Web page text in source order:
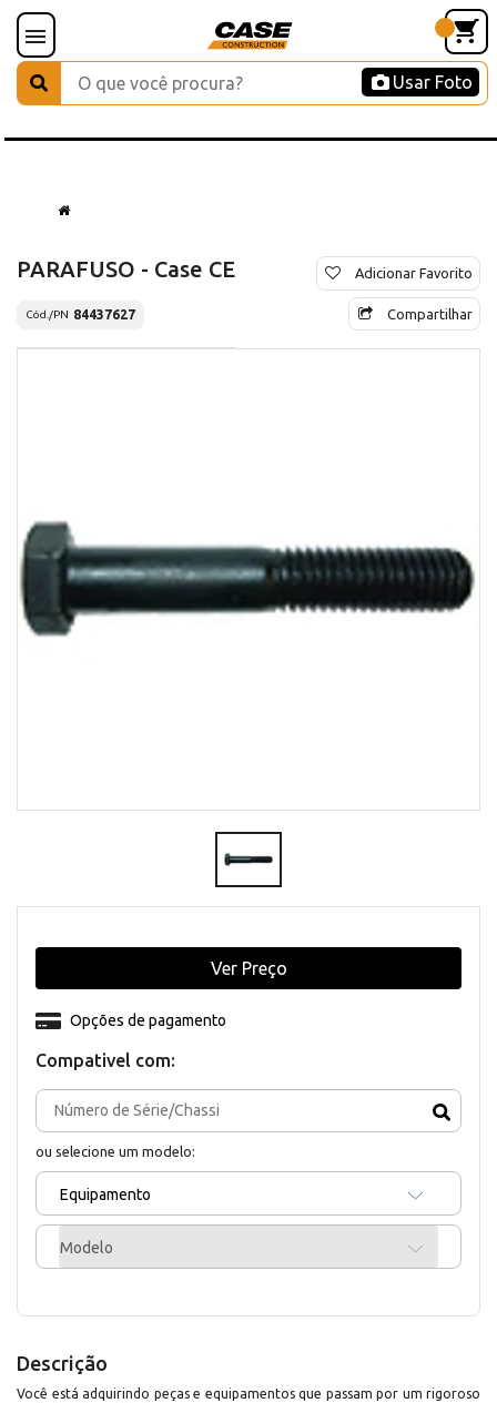
Usar Foto
PARAFUSO - Case CE
Cód./PN 84437627
Adicionar Favorito
Compartilhar
Compativel com:
ou selecione um modelo:
Equipamento
Modelo
Opções de pagamento
Ver Preço
Descrição
Você está adquirindo peças e equipamentos que passam por um rigoroso